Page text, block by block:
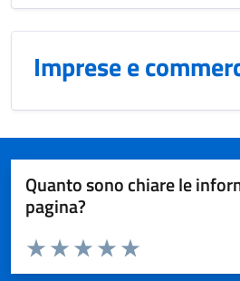
Imprese e
Quanto sono chiare le
pagina?
Domanda
Valuta da 1 a 5 stelle la pagina
Valuta 5 stelle su 5
Valuta 4 stelle su 5
Valuta 3 stelle su 5
Valuta 2 stelle su 5
Valuta 1 stelle su 5